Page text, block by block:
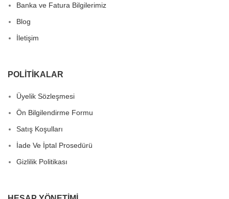
Banka ve Fatura Bilgilerimiz
Blog
İletişim
POLITIKALAR
Üyelik Sözleşmesi
Ön Bilgilendirme Formu
Satış Koşulları
İade Ve İptal Prosedürü
Gizlilik Politikası